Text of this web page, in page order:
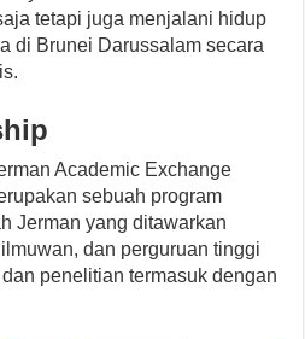
tetapi juga menjalani hidup
di Brunei Darussalam secara
Academic Exchange
sebuah program
Jerman yang ditawarkan
dan perguruan tinggi
penelitian termasuk dengan